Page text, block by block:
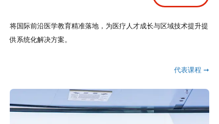
将国际前沿医学教育精准落地，为医疗人才成长与区域技术提升提
供系统化解决方案。
代表课程 ➞